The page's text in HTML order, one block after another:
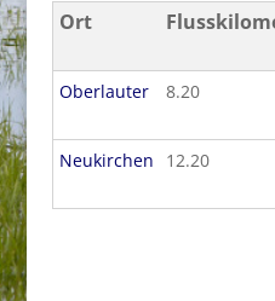
Ort
Oberlauter 8.20
Neukirchen
12.20